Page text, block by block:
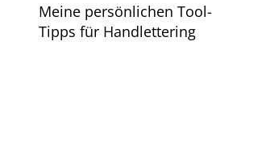
Meine persönlichen Tool-
Tipps für Handlettering